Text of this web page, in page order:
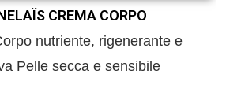
CREMA CORPO
nutriente, rigenerante e
Pelle secca e sensibile